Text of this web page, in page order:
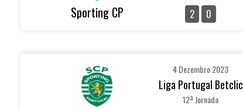
Sporting CP 2 0
4 Dezembro 2023
Liga Portugal Betclic
12ª Jornada